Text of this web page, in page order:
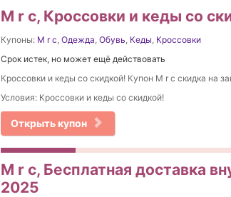
M r c, Кроссовки и кеды со
Купоны: M r c, Одежда, Обувь, Кеды, Кроссовки
Срок истек, но может ещё действовать
Кроссовки и кеды со скидкой! Купон M r c скидка на
Условия: Кроссовки и кеды со скидкой!
Открыть купон
M r c, Бесплатная доставка
2025